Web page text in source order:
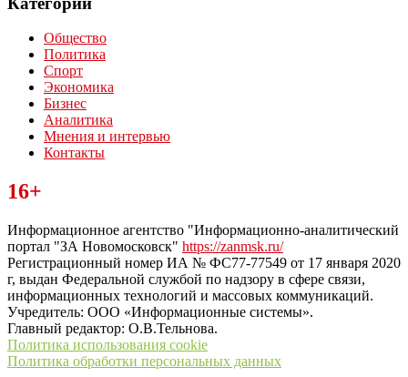
Общество
Политика
Спорт
Экономика
Бизнес
Аналитика
Мнения и интервью
Контакты
Читайте последние новости дня в Тульской области на сайте
“ЗаНовомосковск”
16+
Информационное агентство "Информационно-аналитический
портал "ЗА Новомосковск" https://zanmsk.ru/
Регистрационный номер ИА № ФС77-77549 от 17 января 2020
г, выдан Федеральной службой по надзору в сфере связи,
информационных технологий и массовых коммуникаций.
Учредитель: ООО «Информационные системы».
Главный редактор: О.В.Тельнова.
Политика использования cookie
Политика обработки персональных данных